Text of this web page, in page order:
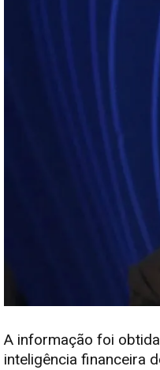
A informação foi
inteligência financeira